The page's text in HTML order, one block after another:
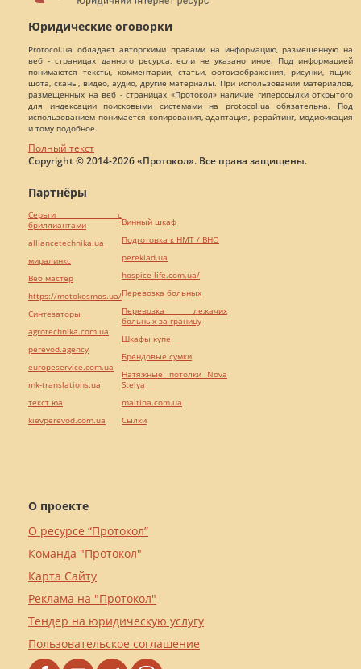
Юридические оговорки
Protocol.ua обладает авторскими правами на информацию, размещенную на
веб - страницах данного ресурса, если не указано иное. Под информацией
понимаются тексты, комментарии, статьи, фотоизображения, рисунки, ящик-
шота, сканы, видео, аудио, другие материалы. При использовании материалов,
размещенных на веб - страницах «Протокол» наличие гиперссылки открытого
для индексации поисковыми системами на protocol.ua обязательна. Под
использованием понимается копирования, адаптация, рерайтинг, модификация
и тому подобное.
Полный текст
Copyright © 2014-2026 «Протокол». Все права защищены.
О проекте
О ресурсе “Протокол”
Команда "Протокол"
Карта Сайту
Реклама на "Протокол"
Тендер на юридическую услугу
Пользовательское соглашение
Партнёры
Серьги с
бриллиантами
alliancetechnika.ua
миралинкс
Веб мастер
https://motokosmos.ua/
Синтезаторы
agrotechnika.com.ua
perevod.agency
europeservice.com.ua
mk-translations.ua
текст юа
kievperevod.com.ua
Винный шкаф
Подготовка к НМТ / ВНО
pereklad.ua
hospice-life.com.ua/
Перевозка больных
Перевозка лежачих
больных за границу
Шкафы купе
Брендовые сумки
Натяжные потолки Nova
Stelya
maltina.com.ua
Cылки